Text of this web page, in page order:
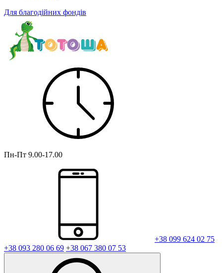
Для благодійних фондів
Пн-Пт 9.00-17.00
+38 099 624 02 75
+38 093 280 06 69 +38 067 380 07 53